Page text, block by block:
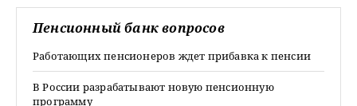
Пенсионный банк вопросов
Работающих пенсионеров ждет прибавка к пенсии
В России разрабатывают новую пенсионную
программу